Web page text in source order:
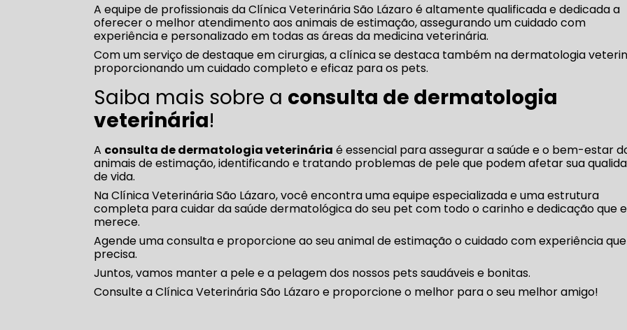
A equipe de profissionais da Clínica Veterinária São Lázaro é altamente qualificada e dedicada a
oferecer o melhor atendimento aos animais de estimação, assegurando um cuidado com
experiência e personalizado em todas as áreas da medicina veterinária.
Com um serviço de destaque em cirurgias, a clínica se destaca também na dermatologia
proporcionando um cuidado completo e eficaz para os pets.
Saiba mais sobre a consulta de dermatologia
veterinária!
A consulta de dermatologia veterinária é essencial para assegurar a saúde e o bem-estar
animais de estimação, identificando e tratando problemas de pele que podem afetar sua
de vida.
Na Clínica Veterinária São Lázaro, você encontra uma equipe especializada e uma estrutura
completa para cuidar da saúde dermatológica do seu pet com todo o carinho e dedicação que
merece.
Agende uma consulta e proporcione ao seu animal de estimação o cuidado com experiência
precisa.
Juntos, vamos manter a pele e a pelagem dos nossos pets saudáveis e bonitas.
Consulte a Clínica Veterinária São Lázaro e proporcione o melhor para o seu melhor amigo!